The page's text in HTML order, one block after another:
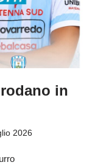
in
2026
biancazzurro